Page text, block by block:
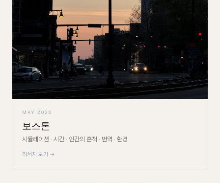
MAY 2026
보스톤
시뮬레이션 · 시간 · 인간의 흔적 · 번역 · 환경
리서치 보기 →